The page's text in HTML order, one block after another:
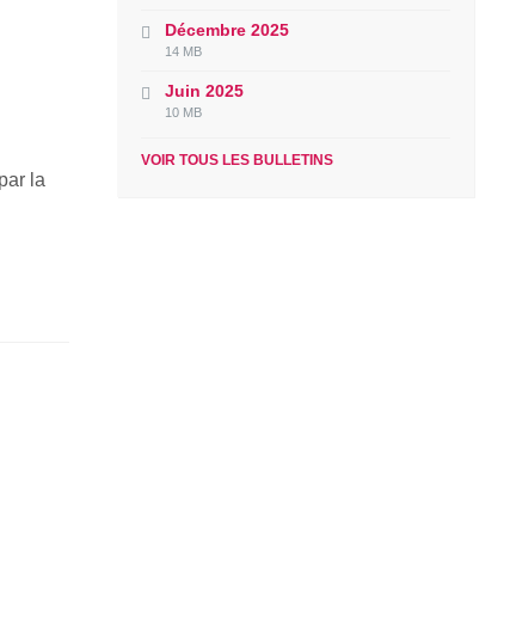
la
pdf
Décembre 2025
File
pdf
File
14 MB
Juin 2025
File
pdf
File
10 MB
VOIR TOUS LES BULLETINS